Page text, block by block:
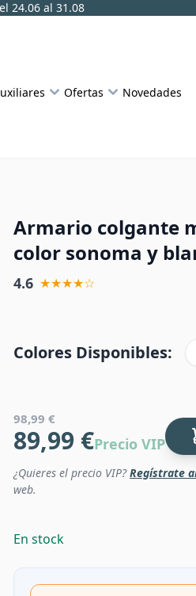
24.06 al 31.08
Ofertas Novedades
Armario colgante
color sonoma y
4.6 ★★★★☆
Colores Disponibles:
98,99 €
89,99 €Precio VIP
¿Quieres el precio VIP?Regístrate
web.
En stock